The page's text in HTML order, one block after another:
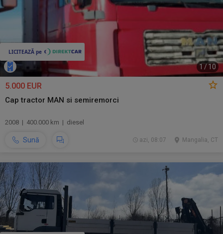
1 /10
5.000 EUR
Cap tractor MAN si semiremorci
2008 | 400.000 km | diesel
Sună Mangalia, CT
azi, 08:07